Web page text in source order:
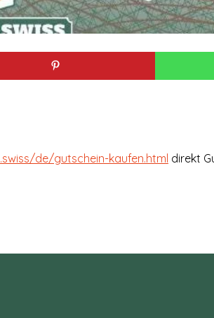
de/gutschein-kaufen.html direkt